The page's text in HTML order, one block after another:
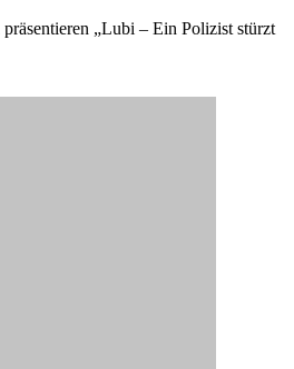
„Lubi – Ein Polizist stürzt